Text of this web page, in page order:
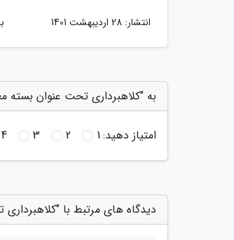
انتشار: 28 اردیبهشت 1401
به "کلاهبرداری تحت عنوان بسته
امتیاز دهید:1
2
3
4
دیدگاه های مرتبط با